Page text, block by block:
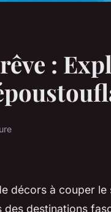
:
décors à couper
destinations